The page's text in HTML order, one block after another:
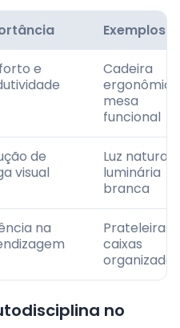
Exemplos
e
Cadeira
mesa
funcional
de
visual
Luz natural,
luminária
branca
na
Prateleiras,
caixas
no